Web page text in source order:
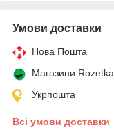
Умови доставки
Нова Пошта
Магазини Rozetka
Укрпошта
Всі умови доставки